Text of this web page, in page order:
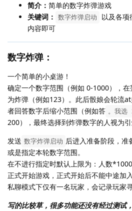
简介： 简单的数字炸弹游戏
关键词：
数字炸弹启动
以及各项
内容即可
数字炸弹：
一个简单的小桌游！
确定一个数字范围（例如 0-1000），
为炸弹（例如123）。此后骰娘会轮流
者回答数字后缩小范围（例如答 。我选
200），最终选择到炸弹数字的人视为引
发送 数字炸弹启动 后进入准备阶段，准
或是指定本轮数字范围。
在不进行指定时默认上限为：人数
正式开始游戏，正式开始后不能中途加入
私聊模式下仅有一名玩家，会记录玩家
写的比较草，很多功能还没有经过测试